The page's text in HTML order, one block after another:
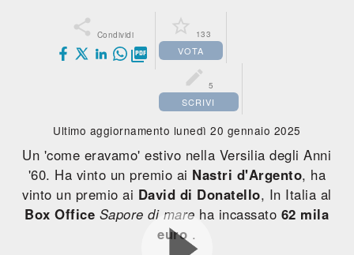
 Condividi

 133
VOTA
 5
SCRIVI
Ultimo aggiornamento lunedì 20 gennaio 2025
Un 'come eravamo' estivo nella Versilia degli Anni
'60. Ha vinto un premio ai Nastri d'Argento, ha
vinto un premio ai David di Donatello, In Italia al
Box Office Sapore di mare ha incassato 62 mila
euro .